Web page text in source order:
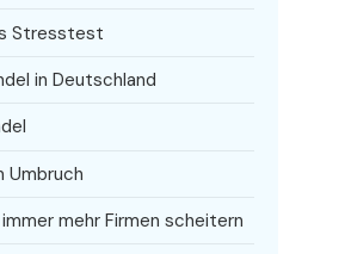
Stresstest
in Deutschland
Umbruch
mehr Firmen scheitern